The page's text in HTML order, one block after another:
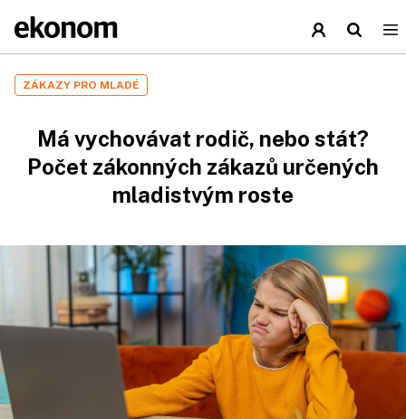
ZÁKAZY PRO MLADÉ
Má vychovávat rodič, nebo stát?
Počet zákonných zákazů určených
mladistvým roste